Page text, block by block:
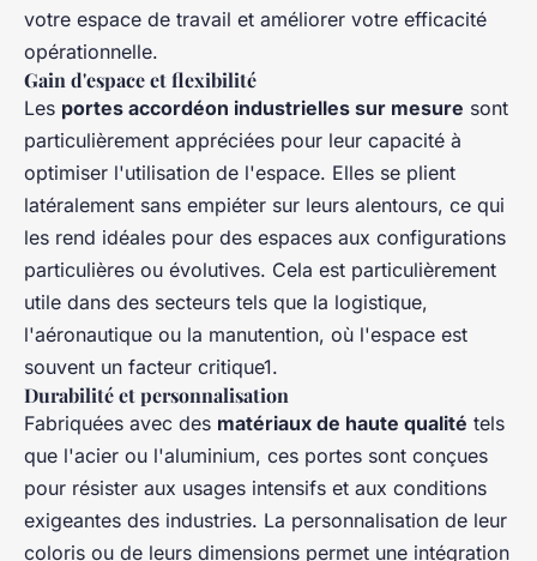
votre espace de travail et améliorer votre efficacité
opérationnelle.
Gain d'espace et flexibilité
Les portes accordéon industrielles sur mesure sont
particulièrement appréciées pour leur capacité à
optimiser l'utilisation de l'espace. Elles se plient
latéralement sans empiéter sur leurs alentours, ce qui
les rend idéales pour des espaces aux configurations
particulières ou évolutives. Cela est particulièrement
utile dans des secteurs tels que la logistique,
l'aéronautique ou la manutention, où l'espace est
souvent un facteur critique1.
Durabilité et personnalisation
Fabriquées avec des matériaux de haute qualité tels
que l'acier ou l'aluminium, ces portes sont conçues
pour résister aux usages intensifs et aux conditions
exigeantes des industries. La personnalisation de leur
coloris ou de leurs dimensions permet une intégration